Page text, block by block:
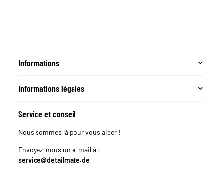
Informations
Informations légales
Service et conseil
Nous sommes là pour vous aider !
Envoyez-nous un e-mail à :
service@detailmate.de